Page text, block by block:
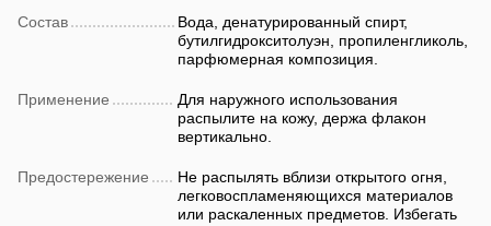
Состав
Вода, денатурированный спирт,
бутилгидрокситолуэн, пропиленгликоль,
парфюмерная композиция.
Применение
Для наружного использования
распылите на кожу, держа флакон
вертикально.
Предостережение
Не распылять вблизи открытого огня,
легковоспламеняющихся материалов
или раскаленных предметов. Избегать